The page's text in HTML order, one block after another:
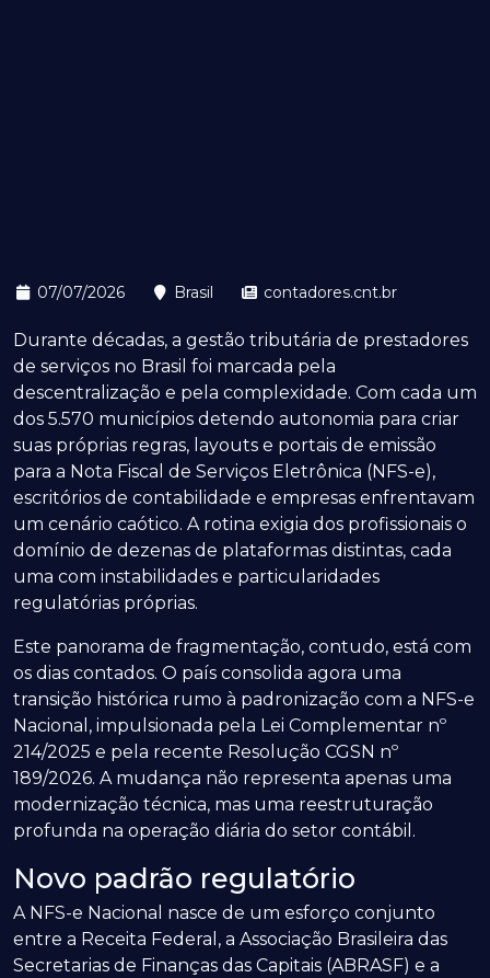
07/07/2026 Brasil contadores.cnt.br
Durante décadas, a gestão tributária de prestadores
de serviços no Brasil foi marcada pela
descentralização e pela complexidade. Com cada um
dos 5.570 municípios detendo autonomia para criar
suas próprias regras, layouts e portais de emissão
para a Nota Fiscal de Serviços Eletrônica (NFS-e),
escritórios de contabilidade e empresas enfrentavam
um cenário caótico. A rotina exigia dos profissionais o
domínio de dezenas de plataformas distintas, cada
uma com instabilidades e particularidades
regulatórias próprias.
Este panorama de fragmentação, contudo, está com
os dias contados. O país consolida agora uma
transição histórica rumo à padronização com a NFS-e
Nacional, impulsionada pela Lei Complementar nº
214/2025 e pela recente Resolução CGSN nº
189/2026. A mudança não representa apenas uma
modernização técnica, mas uma reestruturação
profunda na operação diária do setor contábil.
Novo padrão regulatório
A NFS-e Nacional nasce de um esforço conjunto
entre a Receita Federal, a Associação Brasileira das
Secretarias de Finanças das Capitais (ABRASF) e a